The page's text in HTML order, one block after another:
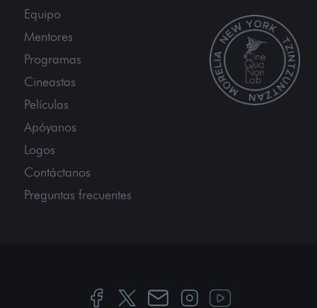
Equipo
Mentores
Programas
Cineastas
Películas
Apóyanos
Logos
Contáctanos
Preguntas frecuentes